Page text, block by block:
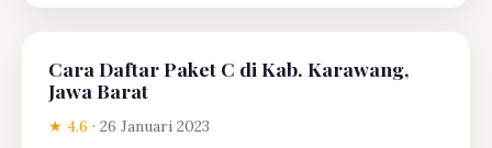
Cara Daftar Paket C di Kab. Karawang,
Jawa Barat
★ 4.6 · 26 Januari 2023